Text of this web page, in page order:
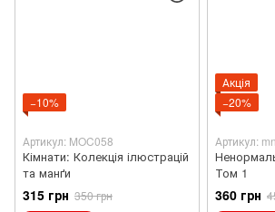
−10%
Артикул: MOC058
Кімнати: Колекція ілюстрацій
та манґи
315 грн 350 грн
Акція
−20%
Артикул:
Том 1
360 грн